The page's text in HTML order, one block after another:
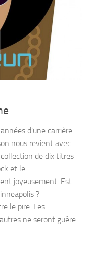
d’une carrière
nous revient avec
de dix titres
et le
joyeusement. Est-
?
le pire. Les
ne seront guère